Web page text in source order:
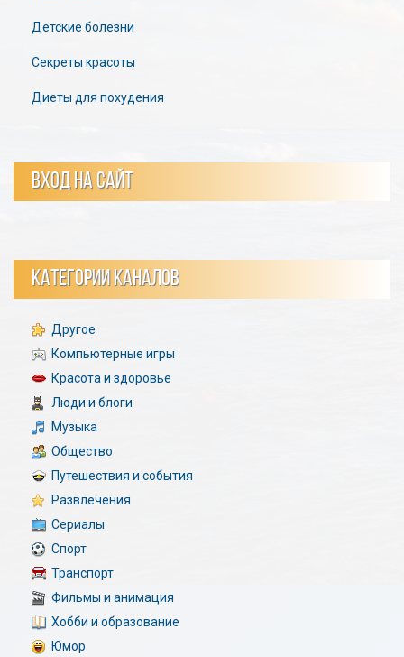
Детские болезни
Секреты красоты
Диеты для похудения
ВХОД НА САЙТ
КАТЕГОРИИ КАНАЛОВ
Другое
Компьютерные игры
Красота и здоровье
Люди и блоги
Музыка
Общество
Путешествия и события
Развлечения
Сериалы
Спорт
Транспорт
Фильмы и анимация
Хобби и образование
Юмор